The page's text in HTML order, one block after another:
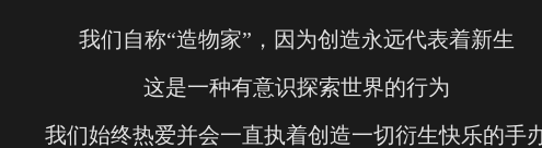
我们自称“造物家”，因为创造永远代表着新生
这是一种有意识探索世界的行为
我们始终热爱并会一直执着创造一切衍生快乐的手